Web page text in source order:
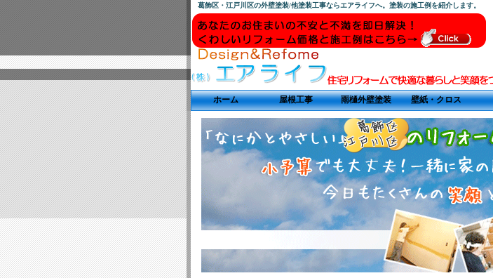
葛飾区・江戸川区の外壁塗装/他塗装工事ならエアライフへ。塗装の施工例を紹介します。
ホーム 屋根工事 雨樋外壁塗装 壁紙・クロス